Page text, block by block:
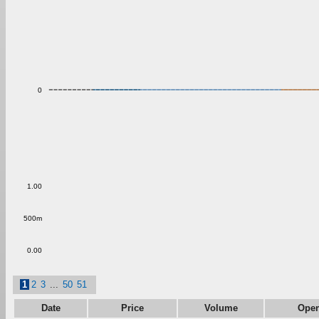
0
0.00
500m
1.00
1 2 3 50 51
Date Price Volume